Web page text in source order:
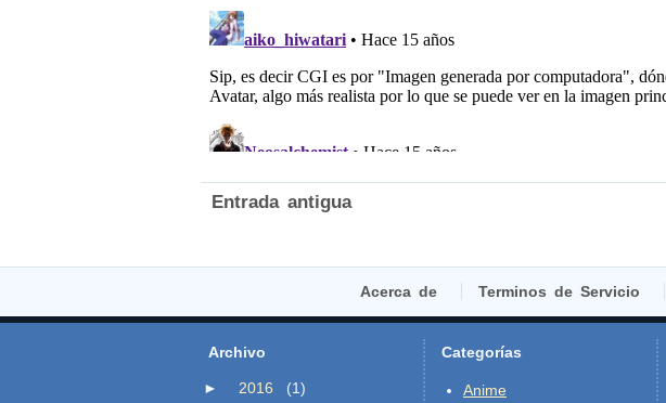
Entrada antigua
Acerca de Terminos de Servicio
Archivo
► 2016
(1)
Categorías
Anime